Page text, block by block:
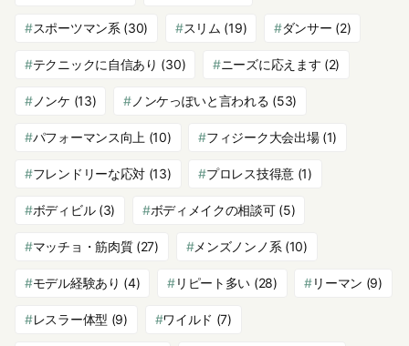
スポーツマン系 (30) スリム (19) ダンサー (2)
テクニックに自信あり (30) ニーズに応えます (2)
ノンケ (13) ノンケっぽいと言われる (53)
パフォーマンス向上 (10) フィジーク大会出場(1)
フレンドリーな応対 (13) プロレス技得意(1)
ボディビル(3) ボディメイクの相談可(5)
マッチョ・筋肉質(27) メンズノンノ系 (10)
モデル経験あり (4) リピート多い (28) リーマン (9)
レスラー体型 (9) ワイルド (7)